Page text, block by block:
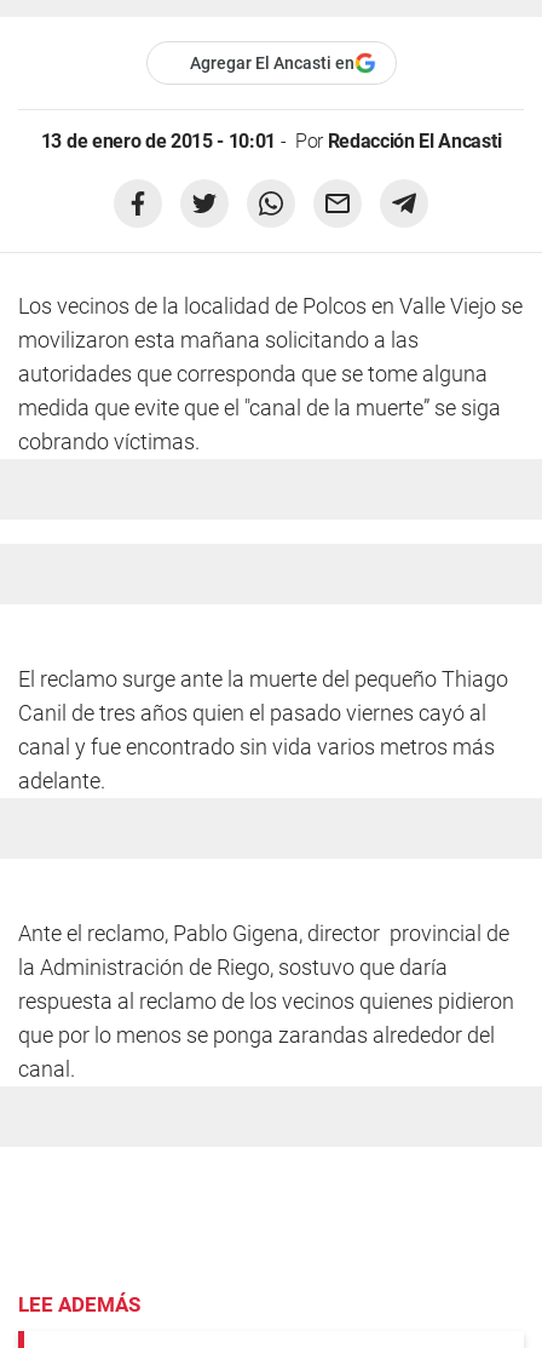
Agregar El Ancasti en
13 de enero de 2015 - 10:01 Por Redacción El Ancasti
Los vecinos de la localidad de Polcos en Valle Viejo se
movilizaron esta mañana solicitando a las
autoridades que corresponda que se tome alguna
medida que evite que el "canal de la muerte” se siga
cobrando víctimas.
El reclamo surge ante la muerte del pequeño Thiago
Canil de tres años quien el pasado viernes cayó al
canal y fue encontrado sin vida varios metros más
adelante.
Ante el reclamo, Pablo Gigena, director provincial de
la Administración de Riego, sostuvo que daría
respuesta al reclamo de los vecinos quienes pidieron
que por lo menos se ponga zarandas alrededor del
canal.
LEE ADEMÁS